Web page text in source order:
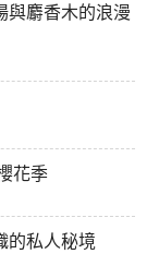
與麝香木的浪漫
花季
的私人秘境